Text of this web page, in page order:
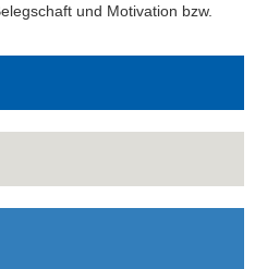
und Motivation bzw.